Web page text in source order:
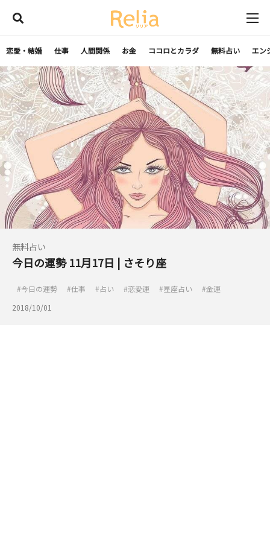
恋愛・結婚 仕事 人間関係 お金 ココロとカラダ 無料占い エン
無料占い
今日の運勢 11月17日 | さそり座
今日の運勢 仕事 占い 恋愛運 星座占い
金運
2018/10/01